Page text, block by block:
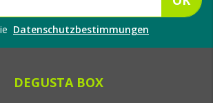
Datenschutzbestimmungen
DEGUSTA BOX